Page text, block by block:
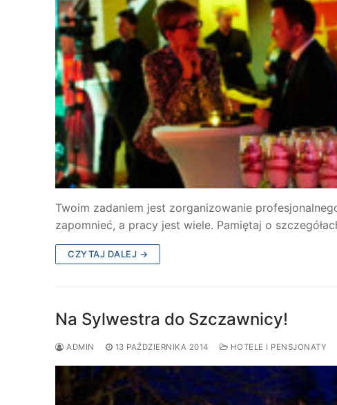
Twoim zadaniem jest zorganizowanie
zapomnieć, a pracy jest wiele. Pamiętaj o
CZYTAJ DALEJ →
Na Sylwestra do Szczawnicy!
ADMIN 13 PAŹDZIERNIKA 2014 HOTELE I PENSJONATY